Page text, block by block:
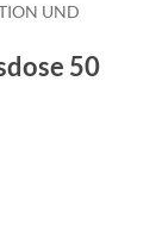
UND
50